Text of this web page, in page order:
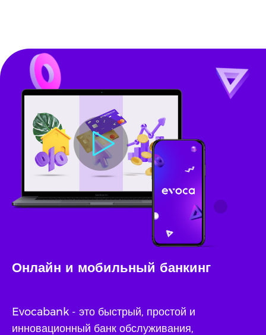
Онлайн и мобильный банкинг
Evocabank - это быстрый, простой и
инновационный банк обслуживания,